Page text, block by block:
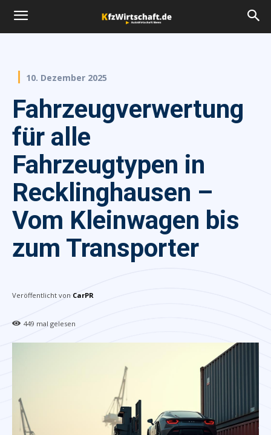
10. Dezember 2025
Fahrzeugverwertung
für alle
Fahrzeugtypen in
Recklinghausen –
Vom Kleinwagen bis
zum Transporter
Veröffentlicht von CarPR
449 mal gelesen